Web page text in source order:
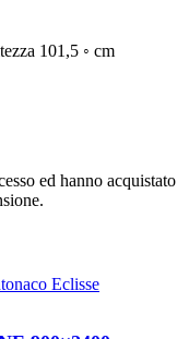
101,5 ◦ cm
ed hanno acquistato